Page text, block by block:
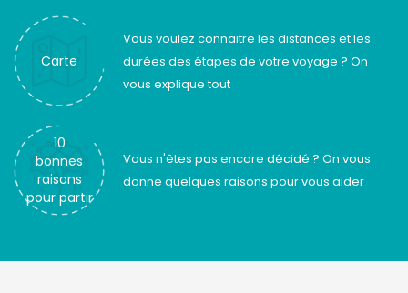
Carte
Vous voulez connaitre les distances et les
durées des étapes de votre voyage ? On
vous explique tout
10
bonnes
raisons
pour partir
Vous n'êtes pas encore décidé ? On vous
donne quelques raisons pour vous aider